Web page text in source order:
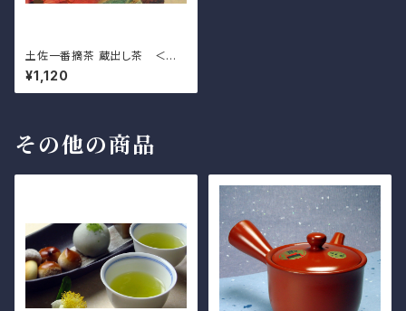
土佐一番摘茶 蔵出し茶 ＜期
間限定＞
¥1,120
その他の商品